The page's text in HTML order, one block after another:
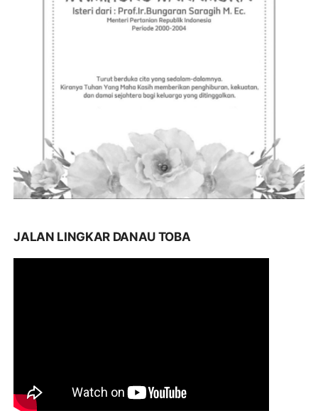
JALAN LINGKAR DANAU TOBA